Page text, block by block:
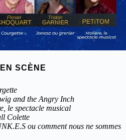
SCÈNE
and the Angry Inch
le spectacle musical
Colette
ou comment nous ne sommes